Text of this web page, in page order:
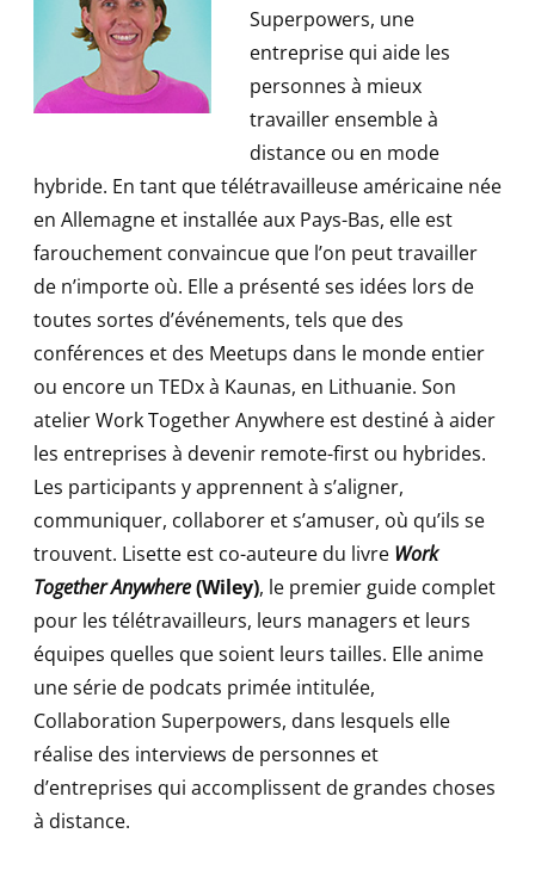
Superpowers, une
entreprise qui aide les
personnes à mieux
travailler ensemble à
distance ou en mode
hybride. En tant que télétravailleuse américaine née
en Allemagne et installée aux Pays-Bas, elle est
farouchement convaincue que l’on peut travailler
de n’importe où. Elle a présenté ses idées lors de
toutes sortes d’événements, tels que des
conférences et des Meetups dans le monde entier
ou encore un TEDx à Kaunas, en Lithuanie. Son
atelier Work Together Anywhere est destiné à aider
les entreprises à devenir remote-first ou hybrides.
Les participants y apprennent à s’aligner,
communiquer, collaborer et s’amuser, où qu’ils se
trouvent. Lisette est co-auteure du livre Work
Together Anywhere(Wiley), le premier guide complet
pour les télétravailleurs, leurs managers et leurs
équipes quelles que soient leurs tailles. Elle anime
une série de podcats primée intitulée,
Collaboration Superpowers, dans lesquels elle
réalise des interviews de personnes et
d’entreprises qui accomplissent de grandes choses
à distance.